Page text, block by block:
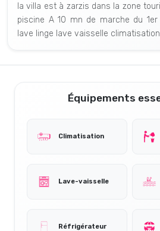
la villa est à zarzis dans la zone
piscine A 10 mn de marche du
lave linge lave vaisselle climatisation
Équipements
Climatisation
Lave-vaisselle
Réfrigérateur